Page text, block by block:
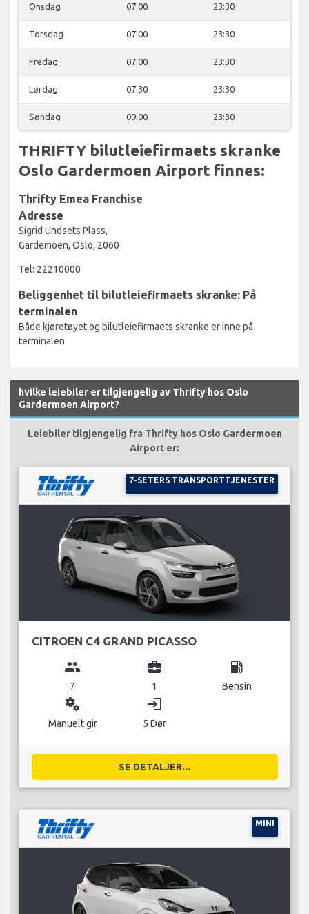
Onsdag 07:00 23:30
Torsdag 07:00 23:30
Fredag 07:00 23:30
Lørdag 07:30 23:30
Søndag 09:00 23:30
THRIFTY bilutleiefirmaets skranke
Oslo Gardermoen Airport finnes:
Thrifty Emea Franchise
Adresse
Sigrid Undsets Plass,
Gardemoen, Oslo, 2060
Tel: 22210000
Beliggenhet til bilutleiefirmaets skranke: På
terminalen
Både kjøretøyet og bilutleiefirmaets skranke er inne på
terminalen.
hvilke leiebiler er tilgjengelig av Thrifty hos Oslo
Gardermoen Airport?
Leiebiler tilgjengelig fra Thrifty hos Oslo Gardermoen
Airport er:
7-SETERS TRANSPORTTJENESTER
CITROEN C4 GRAND PICASSO
group
7
business_center
1
local_gas_station
Bensin
miscellaneous_services
Manuelt gir
login
5 Dør
SE DETALJER...
MINI